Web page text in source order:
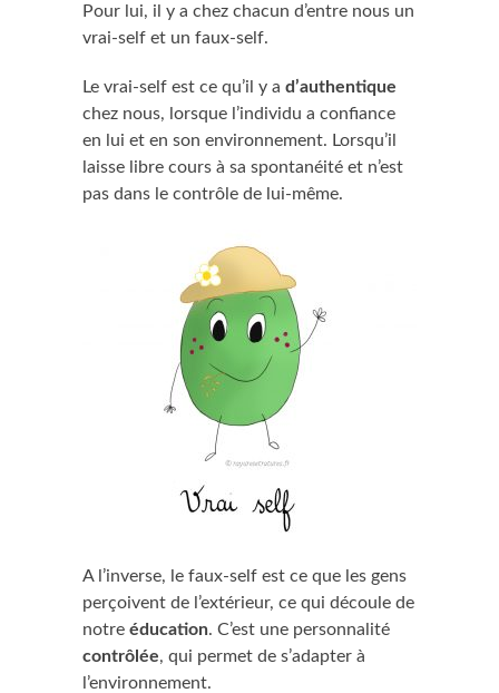
Pour lui, il y a chez chacun d’entre nous un
vrai-self et un faux-self.
Le vrai-self est ce qu’il y a d’authentique
chez nous, lorsque l’individu a confiance
en lui et en son environnement. Lorsqu’il
laisse libre cours à sa spontanéité et n’est
pas dans le contrôle de lui-même.
A l’inverse, le faux-self est ce que les gens
perçoivent de l’extérieur, ce qui découle de
notre éducation. C’est une personnalité
contrôlée, qui permet de s’adapter à
l’environnement.